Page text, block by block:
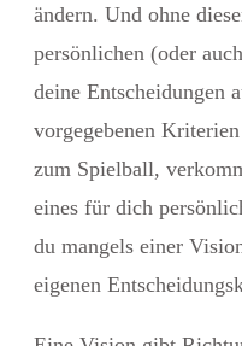
ändern. Und ohne
persönlichen (oder
deine Entscheidungen
vorgegebenen
zum Spielball,
eines für dich
du mangels einer
eigenen